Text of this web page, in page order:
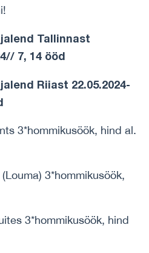
Tallinnast
7, 14 ööd
Riiast 22.05.2024-
3*hommikusöök, hind al.
3*hommikusöök,
3*hommikusöök, hind